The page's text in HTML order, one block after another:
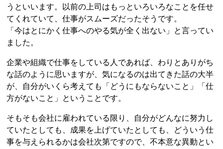
うといいます。以前の上司はもっといろいろなことを任せ
てくれていて、仕事がスムーズだったそうです。
「今はとにかく仕事へのやる気が全く出ない」と言ってい
ました。
企業や組織で仕事をしている人であれば、わりとありがち
な話のように思いますが、気になるのは出てきた話の大半
が、自分がいくら考えても「どうにもならないこと」「仕
方がないこと」ということです。
そもそも会社に雇われている限り、自分がどんなに努力し
ていたとしても、成果を上げていたとしても、どういう仕
事を与えられるかは会社次第ですので、不本意な異動とい